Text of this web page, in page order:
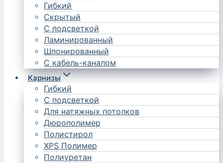
Гибкий
Скрытый
С подсветкой
Ламинированный
Шпонированный
С кабель-каналом
Карнизы
Гибкий
С подсветкой
Для натяжных потолков
Дюрополимер
Полистирол
XPS Полимер
Полиуретан